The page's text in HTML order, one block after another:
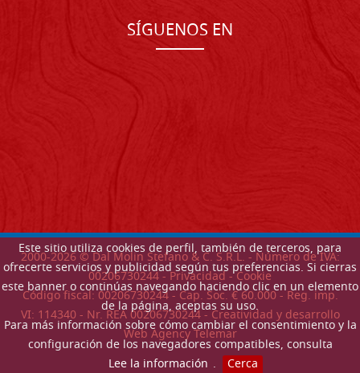
Este sitio utiliza cookies de perfil, también de terceros, para
ofrecerte servicios y publicidad según tus preferencias. Si cierras
este banner o continúas navegando haciendo clic en un elemento
de la página, aceptas su uso.
Para más información sobre cómo cambiar el consentimiento y la
configuración de los navegadores compatibles, consulta
Lee la información . Cerca
SÍGUENOS EN
2000-2026© Dal Molin Stefano & C. S.R.L. - Número de IVA:
00206730244 -Privacidad-Cookie
Código fiscal: 00206730244 - Cap. Soc. € 60.000 - Reg. imp.
VI: 114340 - Nr. REA 00206730244 - Creatividad y desarrollo
Web Agency Telemar